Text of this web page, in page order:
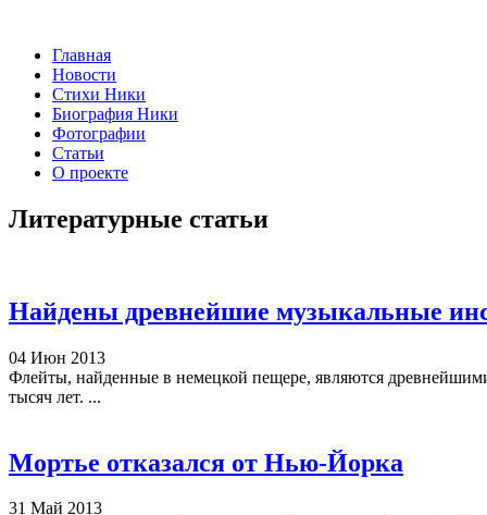
Главная
Новости
Стихи Ники
Биография Ники
Фотографии
Статьи
О проекте
Литературные статьи
Найдены древнейшие музыкальные
04 Июн 2013
Флейты, найденные в немецкой пещере, являются
тысяч лет. ...
Мортье отказался от Нью-Йорка
31 Май 2013